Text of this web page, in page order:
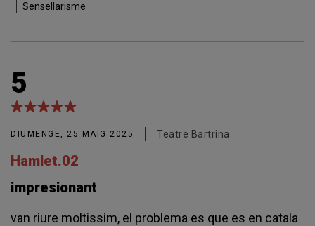
Sensellarisme
5
DIUMENGE, 25 MAIG 2025 Teatre Bartrina
Hamlet.02
impresionant
van riure moltissim, el problema es que es en catala